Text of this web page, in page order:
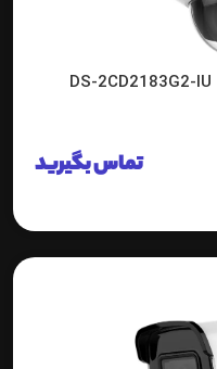
تماس بگیرید